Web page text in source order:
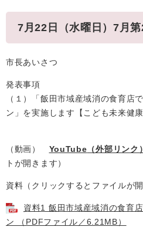
7月22日（水曜日）7月
市長あいさつ
発表事項
（１）「飯田市域産域消の食育店
ン」を実施します【こども未来健康
（動画） YouTube （外部リンク）
トが開きます）
資料（クリックするとファイルが開
資料1 飯田市域産域消の食育
ン （PDFファイル／6.21MB）